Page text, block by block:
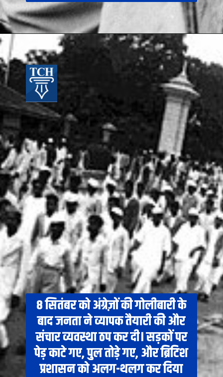
8 सितंबर को अंग्रेज़ों की गोलीबारी के
बाद जनता ने व्यापक तैयारी की और
संचार व्यवस्था ठप कर दी। सड़कों पर
पेड़ काटे गए, पुल तोड़े गए, और ब्रिटिश
प्रशासन को अलग-थलग कर दिया